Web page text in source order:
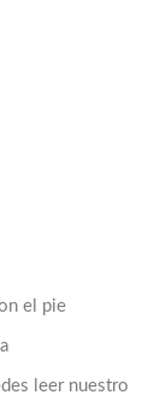
el pie
leer nuestro